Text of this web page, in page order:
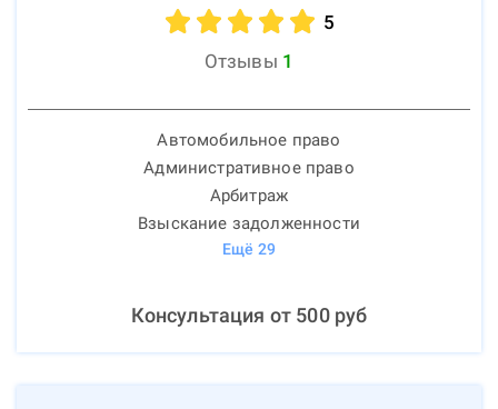
5
Отзывы 1
Автомобильное право
Административное право
Арбитраж
Взыскание задолженности
Ещё 29
Консультация от 500руб